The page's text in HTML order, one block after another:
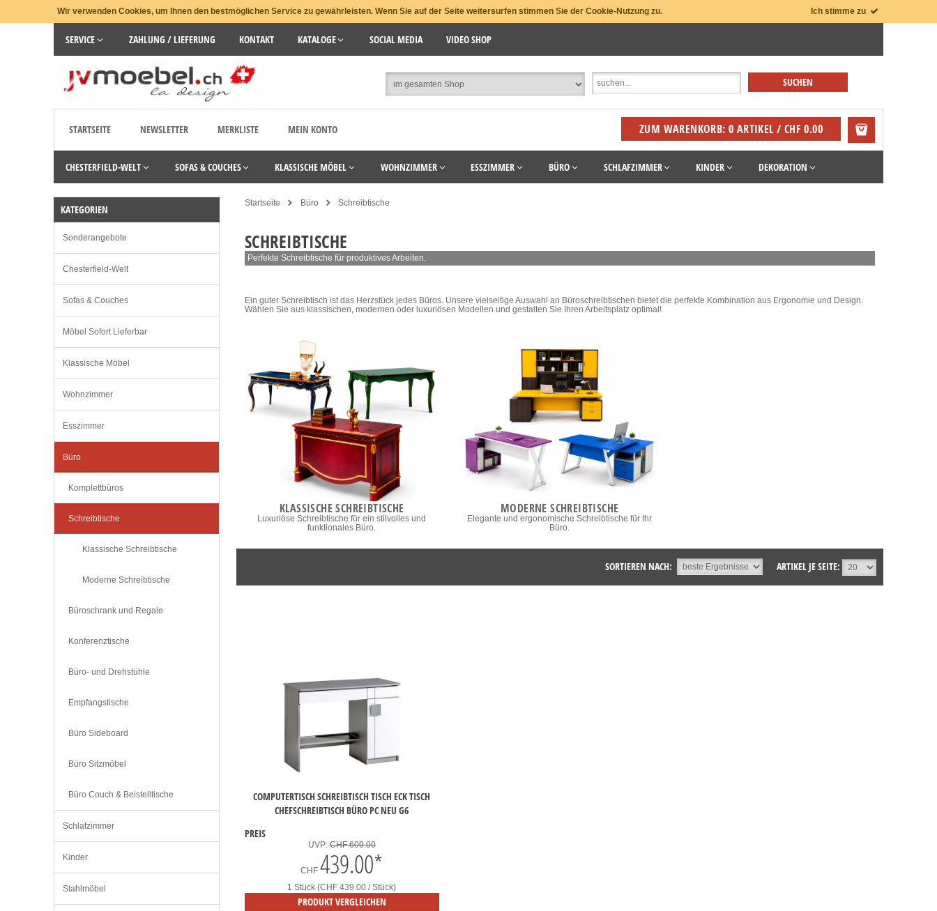
Wir verwenden Cookies, um Ihnen den bestmöglichen Service zu gewährleisten. Wenn Sie auf der Seite weitersurfen stimmen Sie der Cookie-Nutzung zu. Ich stimme zu
SERVICE ZAHLUNG / LIEFERUNG KONTAKT KATALOGE SOCIAL MEDIA VIDEO SHOP
STARTSEITE NEWSLETTER MERKLISTE MEIN KONTO ZUM WARENKORB: 0 ARTIKEL / CHF 0.00
CHESTERFIELD-WELT SOFAS & COUCHES KLASSISCHE MÖBEL WOHNZIMMER ESSZIMMER BÜRO SCHLAFZIMMER KINDER DEKORATION
Startseite Büro Schreibtische
SCHREIBTISCHE
Perfekte Schreibtische für produktives Arbeiten.
Ein guter Schreibtisch ist das Herzstück jedes Büros. Unsere vielseitige Auswahl an Büroschreibtischen bietet die perfekte Kombination aus Ergonomie und Design.
Wählen Sie aus klassischen, modernen oder luxuriösen Modellen und gestalten Sie Ihren Arbeitsplatz optimal!
KLASSISCHE SCHREIBTISCHE
Luxuriöse Schreibtische für ein stilvolles und
funktionales Büro.
MODERNE SCHREIBTISCHE
Elegante und ergonomische Schreibtische für Ihr
Büro.
ARTIKEL JE SEITE:
SORTIEREN NACH:
COMPUTERTISCH SCHREIBTISCH TISCH ECK TISCH
CHEFSCHREIBTISCH BÜRO PC NEU G6
PREIS
UVP: CHF 600.00
CHF 439.00*
1 Stück (CHF 439.00 / Stück)
PRODUKT VERGLEICHEN
KATEGORIEN
Sonderangebote
Chesterfield-Welt
Sofas & Couches
Möbel Sofort Lieferbar
Klassische Möbel
Wohnzimmer
Esszimmer
Büro
Komplettbüros
Schreibtische
Klassische Schreibtische
Moderne Schreibtische
Büroschrank und Regale
Konferenztische
Büro- und Drehstühle
Empfangstische
Büro Sideboard
Büro Sitzmöbel
Büro Сouch & Beistelltische
Schlafzimmer
Kinder
Stahlmöbel